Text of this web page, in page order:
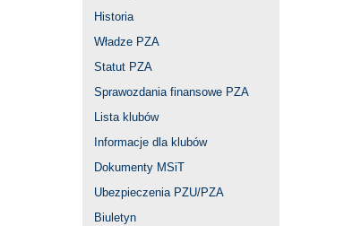
Historia
Władze PZA
Statut PZA
Sprawozdania finansowe PZA
Lista klubów
Informacje dla klubów
Dokumenty MSiT
Ubezpieczenia PZU/PZA
Biuletyn